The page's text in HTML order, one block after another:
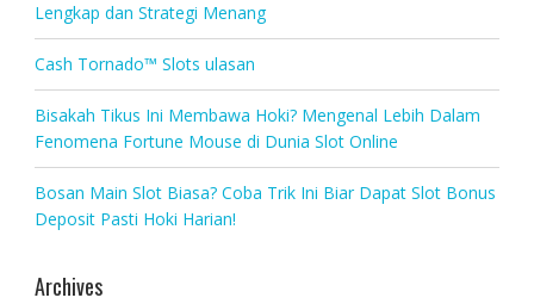
Lengkap dan Strategi Menang
Cash Tornado™ Slots ulasan
Bisakah Tikus Ini Membawa Hoki? Mengenal Lebih Dalam
Fenomena Fortune Mouse di Dunia Slot Online
Bosan Main Slot Biasa? Coba Trik Ini Biar Dapat Slot Bonus
Deposit Pasti Hoki Harian!
Archives